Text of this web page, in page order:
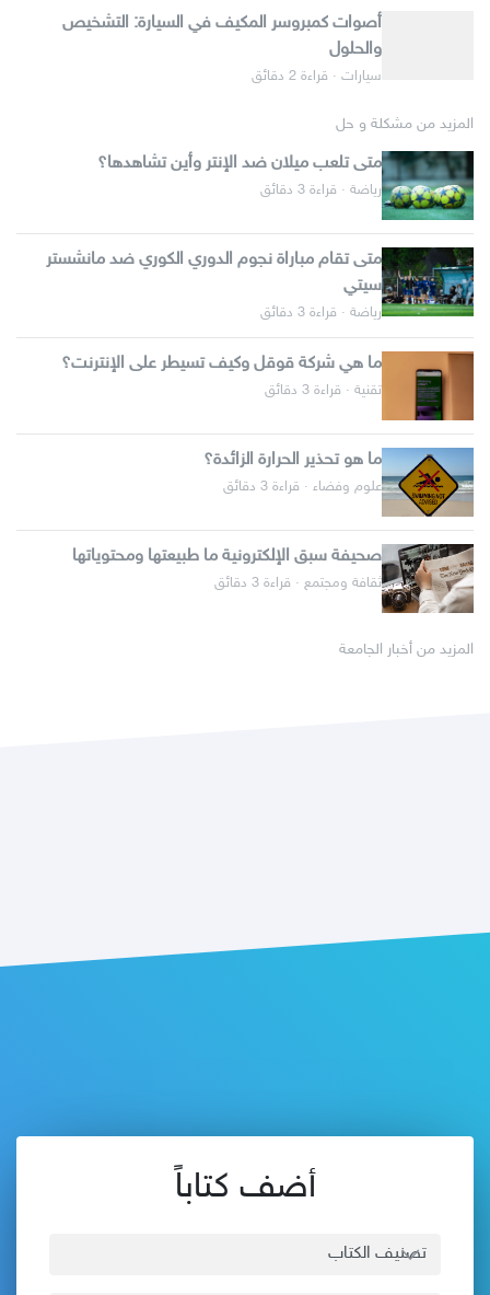
أصوات كمبروسر المكيف في السيارة: التشخيص
والحلول
سيارات · قراءة 2 دقائق
المزيد من مشكلة و حل
متى تلعب ميلان ضد الإنتر وأين تشاهدها؟
رياضة · قراءة 3 دقائق
متى تقام مباراة نجوم الدوري الكوري ضد مانشستر
سيتي
رياضة · قراءة 3 دقائق
ما هي شركة قوقل وكيف تسيطر على الإنترنت؟
تقنية · قراءة 3 دقائق
ما هو تحذير الحرارة الزائدة؟
علوم وفضاء · قراءة 3 دقائق
صحيفة سبق الإلكترونية ما طبيعتها ومحتوياتها
ثقافة ومجتمع · قراءة 3 دقائق
المزيد من أخبار الجامعة
أضف كتاباً